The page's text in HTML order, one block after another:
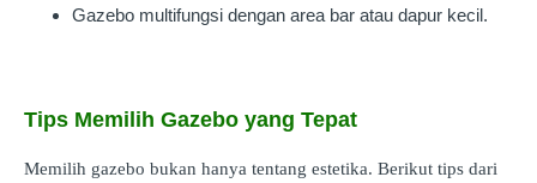
Gazebo multifungsi dengan area bar atau dapur kecil.
Tips Memilih Gazebo yang Tepat
Memilih gazebo bukan hanya tentang estetika. Berikut tips dari